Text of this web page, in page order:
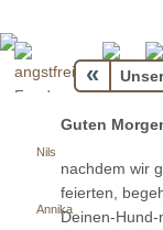
«
Nils
Annika
Guten
nachdem wir
feierten,
Deinen-Hund-